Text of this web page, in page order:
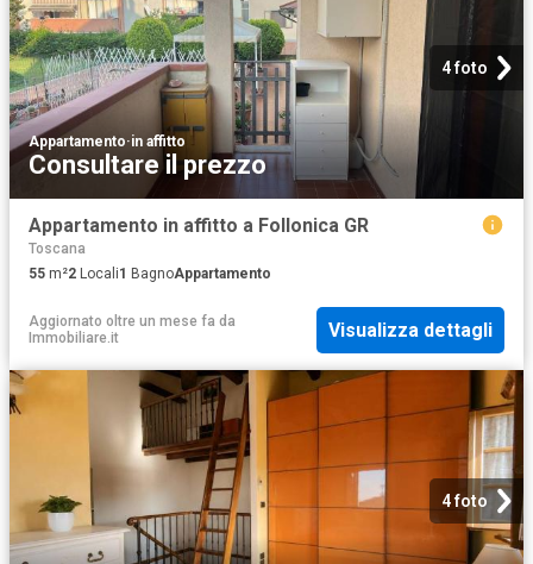
4 foto
Appartamento·in affitto
Consultare il prezzo
Appartamento in affitto a Follonica GR
Toscana
55 m²2 Locali1 BagnoAppartamento
Aggiornato oltre un mese fa da
Immobiliare.it
Visualizza dettagli
4 foto